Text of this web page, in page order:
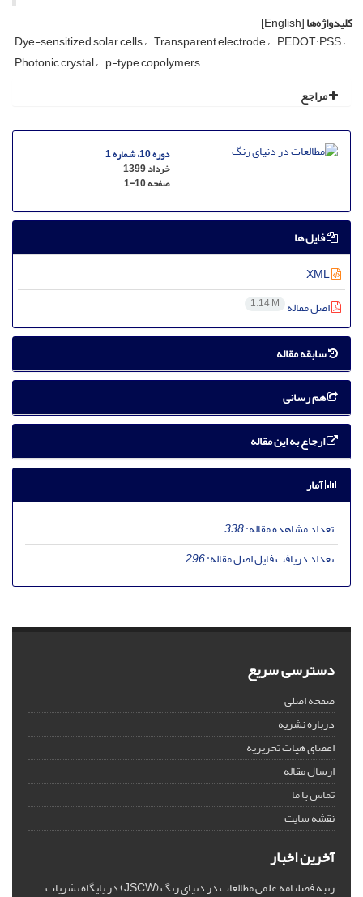
کلیدواژه‌ها[English]
Dye-sensitized solar cells Transparent electrode PEDOT:PSS
Photonic crystal p-type copolymers
مراجع
دوره 10، شماره 1
خرداد 1399
صفحه1-10
فایل ها
اصل مقاله 1.14 M
سابقه مقاله
هم رسانی
ارجاع به این مقاله
آمار
تعداد مشاهده مقاله:338
تعداد دریافت فایل اصل مقاله:296
دسترسی سریع
صفحه اصلی
درباره نشریه
اعضای هیات تحریریه
ارسال مقاله
تماس با ما
نقشه سایت
آخرین اخبار
رتبه فصلنامه علمی مطالعات در دنیای رنگ (JSCW) در پایگاه نشریات